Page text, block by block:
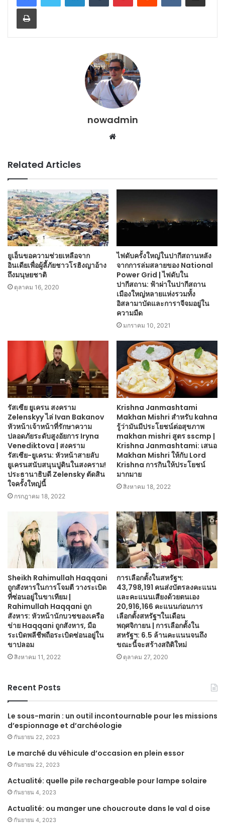
Print
nowadmin
Website
Related Articles
ยูเอ็นขอความช่วยเหลือจาก
อินเดียเพื่อผู้ลี้ภัยชาวโรฮิงญาอ้าง
ถึงมนุษยชาติ
ตุลาคม 16, 2020
ไฟดับครั้งใหญ่ในปากีสถานหลัง
จากการล่มสลายของ National
Power Grid | ไฟดับใน
ปากีสถาน: ฟ้าผ่าในปากีสถาน
เมืองใหญ่หลายแห่งรวมทั้ง
อิสลามาบัดและการาจีจมอยู่ใน
ความมืด
มกราคม 10, 2021
รัสเซีย ยูเครน สงคราม
Zelenskyy ไล่ Ivan Bakanov
หัวหน้าเจ้าหน้าที่รักษาความ
ปลอดภัยระดับสูงอัยการ Iryna
Venediktova | สงคราม
รัสเซีย-ยูเครน: หัวหน้าสายลับ
ยูเครนสนับสนุนปูตินในสงคราม!
ประธานาธิบดี Zelensky ตัดสิน
ใจครั้งใหญ่นี้
กรกฎาคม 18, 2022
Krishna Janmashtami
Makhan Mishri สำหรับ kahna
รู้ว่ามันมีประโยชน์ต่อสุขภาพ
makhan mishri สูตร sscmp |
Krishna Janmashtami: เสนอ
Makhan Mishri ให้กับ Lord
Krishna การกินให้ประโยชน์
มากมาย
สิงหาคม 18, 2022
Sheikh Rahimullah Haqqani
ถูกสังหารในการโจมตี วางระเบิด
ที่ซ่อนอยู่ในขาเทียม |
Rahimullah Haqqani ถูก
สังหาร: หัวหน้านักบวชของเครือ
ข่าย Haqqani ถูกสังหาร, มือ
ระเบิดพลีชีพถือระเบิดซ่อนอยู่ใน
ขาปลอม
สิงหาคม 11, 2022
การเลือกตั้งในสหรัฐฯ:
43,798,191 คนส่งบัตรลงคะแนน
และคะแนนเสียงด้วยตนเอง
20,916,166 คะแนนก่อนการ
เลือกตั้งสหรัฐฯในเดือน
พฤศจิกายน | การเลือกตั้งใน
สหรัฐฯ: 6.5 ล้านคะแนนจนถึง
ขณะนี้จะสร้างสถิติใหม่
ตุลาคม 27, 2020
Recent Posts
Le sous-marin : un outil incontournable pour les missions
d’espionnage et d’archéologie
กันยายน 22, 2023
Le marché du véhicule d’occasion en plein essor
กันยายน 22, 2023
Actualité: quelle pile rechargeable pour lampe solaire
กันยายน 4, 2023
Actualité: ou manger une choucroute dans le val d oise
กันยายน 4, 2023